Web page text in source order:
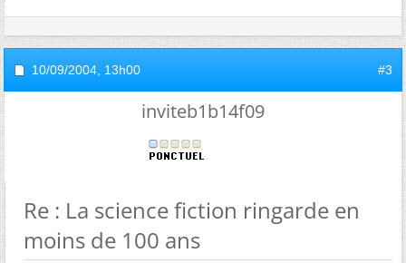
10/09/2004, 13h00 #3
inviteb1b14f09
Re : La science fiction ringarde en
moins de 100 ans